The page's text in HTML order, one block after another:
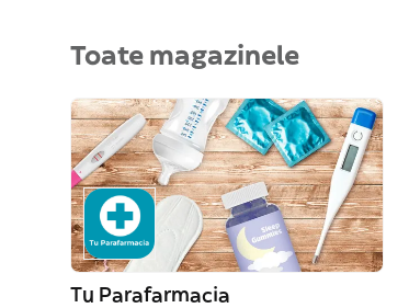
Toate magazinele
Tu Parafarmacia